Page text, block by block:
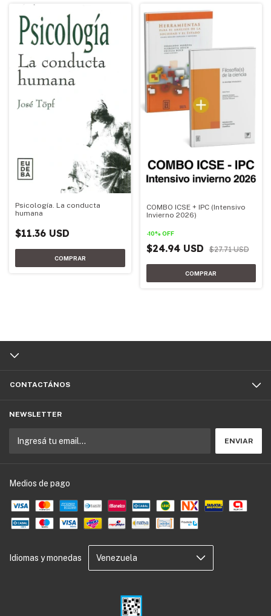
Psicología. La conducta
humana
$11.36 USD
COMBO ICSE + IPC (Intensivo
Invierno 2026)
-10% OFF
$24.94 USD $27.71 USD
CONTACTÁNOS
NEWSLETTER
Medios de pago
Idiomas y monedas